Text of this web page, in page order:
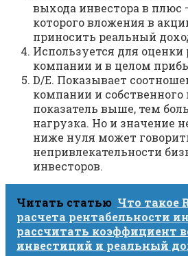
выхода инвестора в плюс
которого вложения в
приносить реальный
Используется для оценки
компании и в целом
D/E. Показывает
компании и
показатель выше, тем
нагрузка. Но и значение
ниже нуля может
непривлекательности
инвесторов.
Читать статью Что такое
расчета рентабельности
рассчитать коэффициент
инвестиций и реальный